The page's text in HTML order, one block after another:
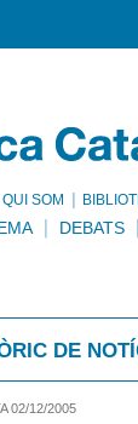
QUI SOM
DEBATS
DE
02/12/2005